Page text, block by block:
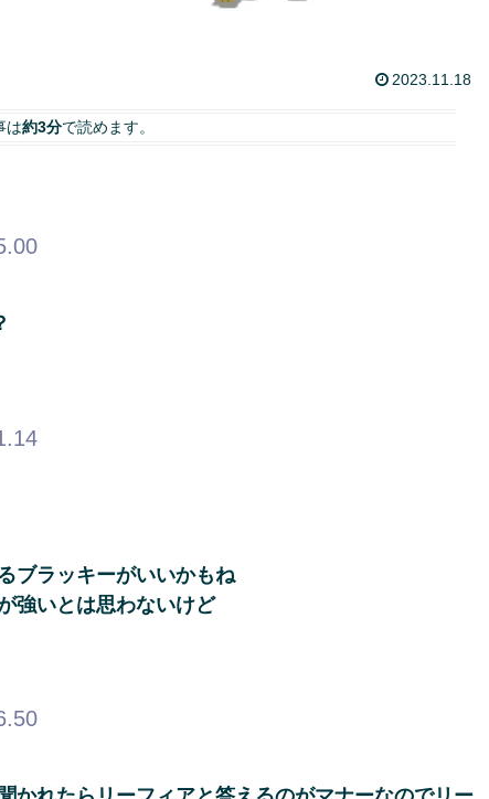
2023.11.18
は約3分で読めます。
ブラッキーがいいかもね
強いとは思わないけど